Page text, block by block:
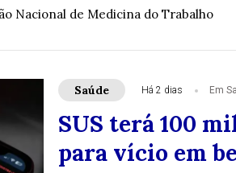
Nacional de Medicina do Trabalho
Saúde Há 2 dias Em
SUS terá 100
para vício em